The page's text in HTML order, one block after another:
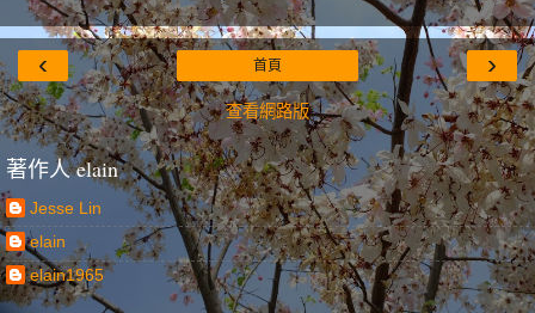
‹ ›
首頁
查看網路版
著作人 elain
Jesse Lin
elain
elain1965